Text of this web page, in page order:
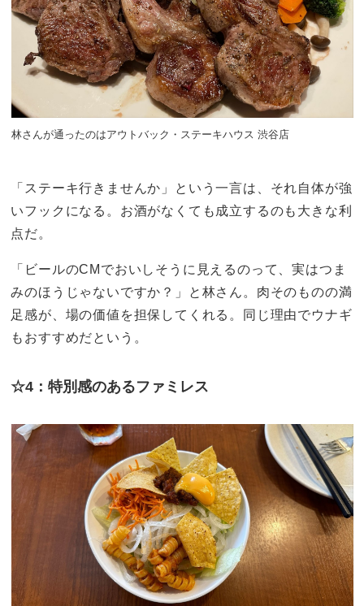
林さんが通ったのはアウトバック・ステーキハウス 渋谷店
「ステーキ行きませんか」という一言は、それ自体が強
いフックになる。お酒がなくても成立するのも大きな利
点だ。
「ビールのCMでおいしそうに見えるのって、実はつま
みのほうじゃないですか？」と林さん。肉そのものの満
足感が、場の価値を担保してくれる。同じ理由でウナギ
もおすすめだという。
☆4：特別感のあるファミレス